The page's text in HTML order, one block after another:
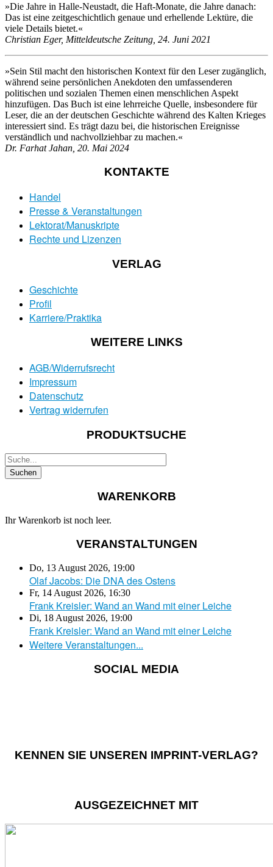
»Die Jahre in Halle-Neustadt, die Haft-Monate, die Jahre danach:
Das ist eine zeitgeschichtlich genaue und erhellende Lektüre, die
viele Details bietet.«
Christian Eger, Mitteldeutsche Zeitung, 24. Juni 2021
»Sein Stil macht den historischen Kontext für den Leser zugänglich,
während seine persönlichen Anekdoten den umfassenderen
politischen und sozialen Themen einen menschlichen Aspekt
hinzufügen. Das Buch ist eine lehrreiche Quelle, insbesondere für
Leser, die an der deutschen Geschichte während des Kalten Krieges
interessiert sind. Es trägt dazu bei, die historischen Ereignisse
verständlich und nachvollziehbar zu machen.«
Dr. Farhat Jahan, 20. Mai 2024
KONTAKTE
Handel
Presse & Veranstaltungen
Lektorat/Manuskripte
Rechte und Lizenzen
VERLAG
Geschichte
Profil
Karriere/Praktika
WEITERE LINKS
AGB/Widerrufsrecht
Impressum
Datenschutz
Vertrag widerrufen
PRODUKTSUCHE
WARENKORB
Ihr Warenkorb ist noch leer.
VERANSTALTUNGEN
Do, 13 August 2026, 19:00
Olaf Jacobs: Die DNA des Ostens
Fr, 14 August 2026, 16:30
Frank Kreisler: Wand an Wand mit einer Leiche
Di, 18 August 2026, 19:00
Frank Kreisler: Wand an Wand mit einer Leiche
Weitere Veranstaltungen...
SOCIAL MEDIA
KENNEN SIE UNSEREN IMPRINT-VERLAG?
AUSGEZEICHNET MIT